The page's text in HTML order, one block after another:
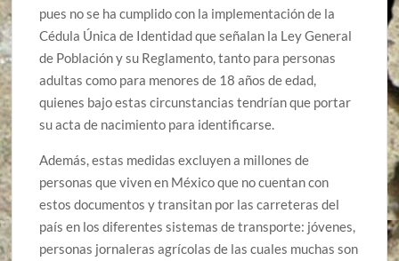
pues no se ha cumplido con la implementación de la
Cédula Única de Identidad que señalan la Ley General
de Población y su Reglamento, tanto para personas
adultas como para menores de 18 años de edad,
quienes bajo estas circunstancias tendrían que portar
su acta de nacimiento para identificarse.
Además, estas medidas excluyen a millones de
personas que viven en México que no cuentan con
estos documentos y transitan por las carreteras del
país en los diferentes sistemas de transporte: jóvenes,
personas jornaleras agrícolas de las cuales muchas son